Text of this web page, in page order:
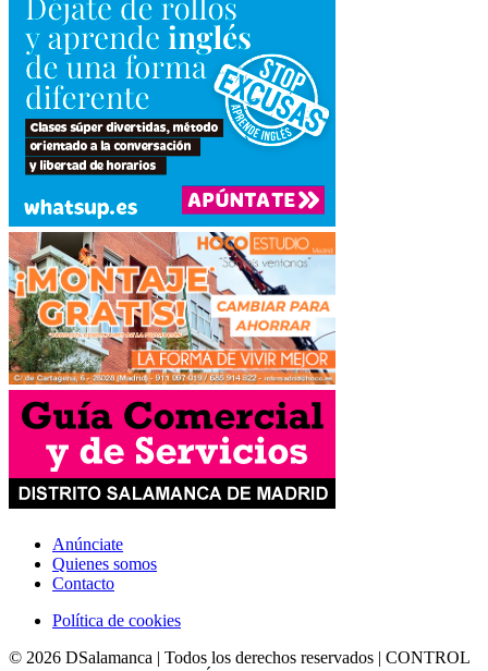
Anúnciate
Quienes somos
Contacto
Política de cookies
© 2026 DSalamanca | Todos los derechos reservados | CONTROL